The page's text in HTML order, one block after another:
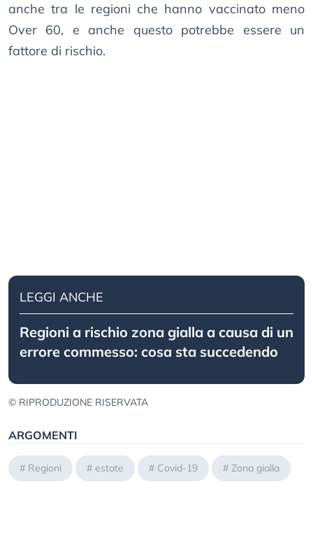
anche tra le regioni che hanno vaccinato meno
Over 60, e anche questo potrebbe essere un
fattore di rischio.
LEGGI ANCHE
Regioni a rischio zona gialla a causa di un
errore commesso: cosa sta succedendo
© RIPRODUZIONE RISERVATA
ARGOMENTI
# Regioni # estate # Covid-19 # Zona gialla